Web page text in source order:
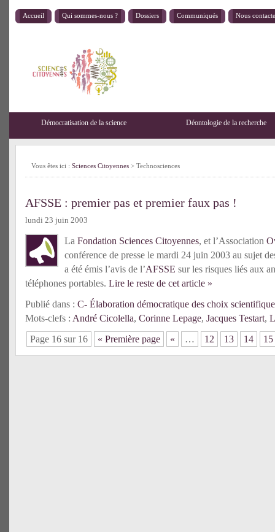
Accueil Qui sommes-nous ? Dossiers Communiqués Nous
Démocratisation de la science Déontologie de la recherche
Vous êtes ici : Sciences Citoyennes > Technosciences
AFSSE : premier pas et premier faux pas !
lundi 23 juin 2003
La Fondation Sciences Citoyennes, et l’Association
conférence de presse le mardi 24 juin 2003 au sujet
a été émis l’avis de l’AFSSE sur les risques liés aux
téléphones portables. Lire le reste de cet article »
Publié dans : C- Élaboration démocratique des choix
Mots-clefs : André Cicolella, Corinne Lepage, Jacques Testart,
Page 16 sur 16
« Première page « … 12 13 14 15